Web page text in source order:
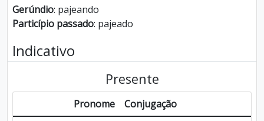
Gerúndio: pajeando
Particípio passado: pajeado
Indicativo
Presente
Pronome
Conjugação